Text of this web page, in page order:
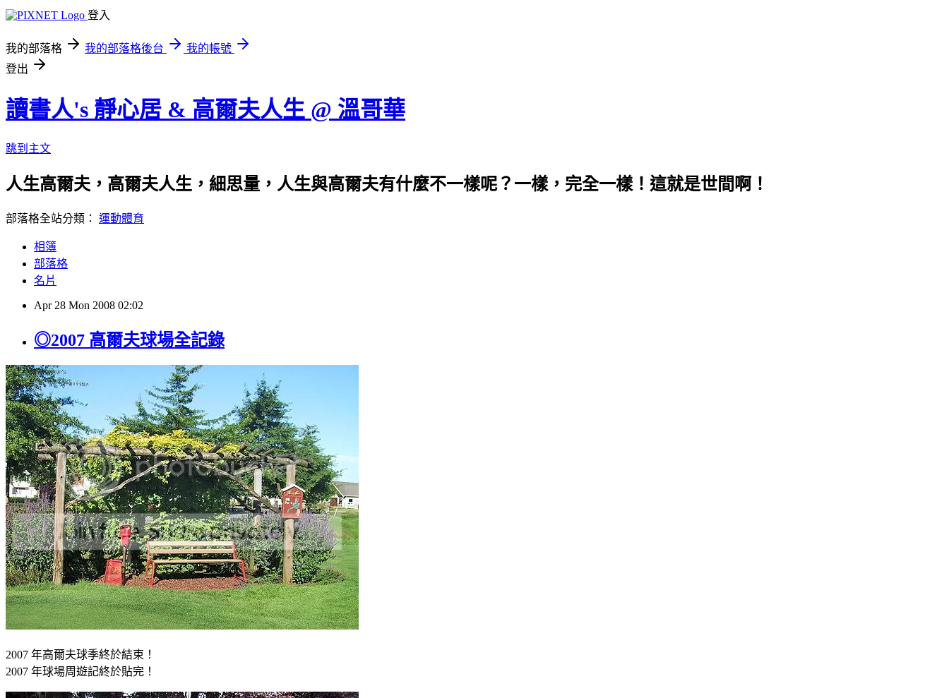
登入
我的部落格 我的部落格後台
我的帳號
登出
讀書人's 靜心居 & 高爾夫人生 @ 溫哥華
跳到主文
人生高爾夫，高爾夫人生，細思量，人生與高爾夫有什麼不一樣呢？一樣，完全一樣！這就是世間啊！
部落格全站分類： 運動體育
相簿
部落格
名片
Apr 28 Mon 2008 02:02
◎2007 高爾夫球場全記錄
2007 年高爾夫球季終於結束！
2007 年球場周遊記終於貼完！